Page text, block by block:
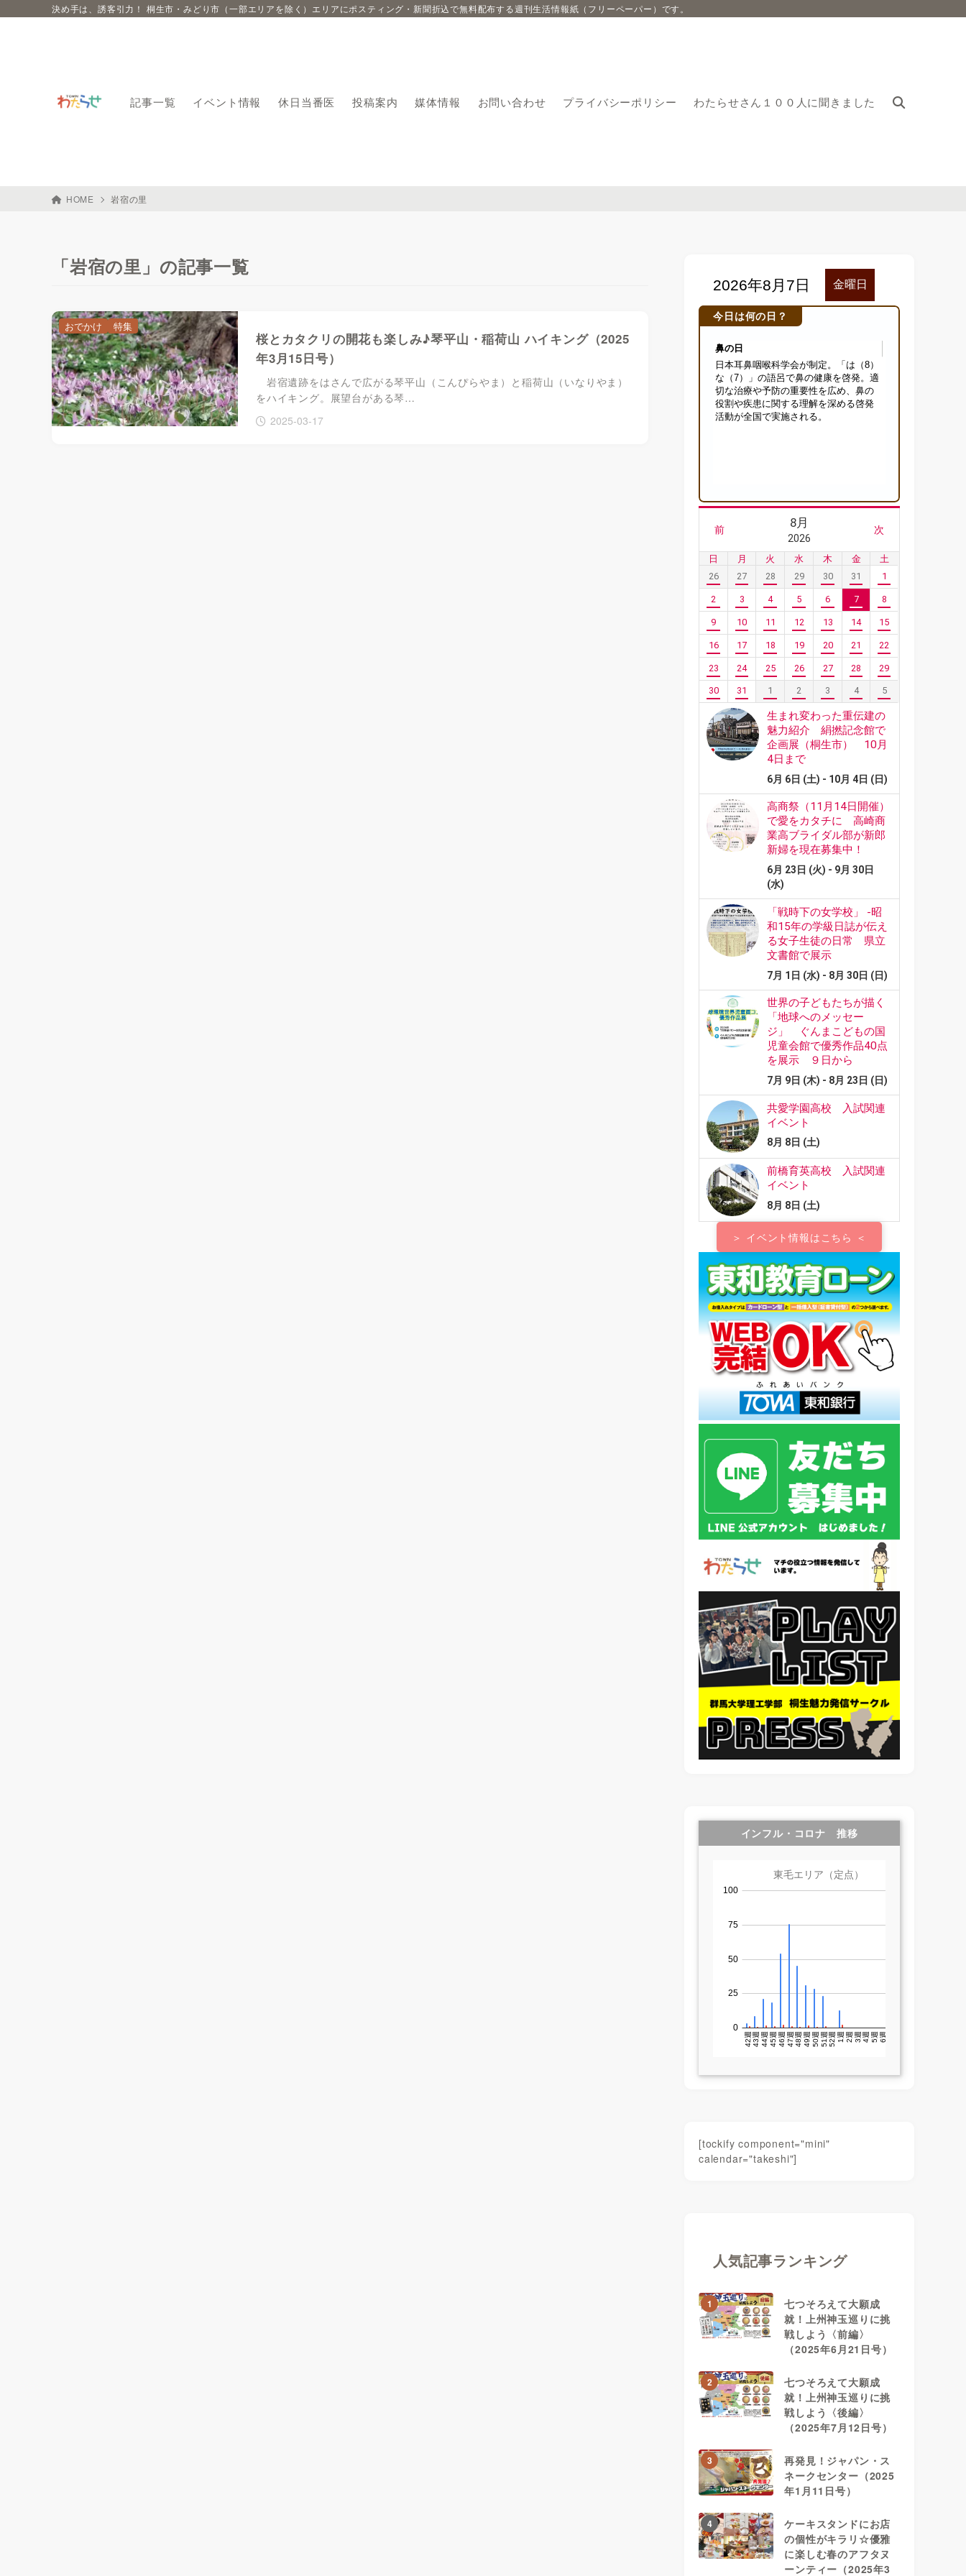
決め手は、誘客引力！ 桐生市・みどり市（一部エリアを除く）エリアにポスティング・新聞折込で無料配布する週刊生活情報紙（フリーペーパー）です。
記事一覧 イベント情報 休日当番医 投稿案内 媒体情報 お問い合わせ プライバシーポリシー わたらせさん１００人に聞きました
HOME 岩宿の里
「岩宿の里」の記事一覧
桜とカタクリの開花も楽しみ♪琴平山・稲荷山 ハイキング（2025
年3月15日号）
岩宿遺跡をはさんで広がる琴平山（こんぴらやま）と稲荷山（いなりやま）
をハイキング。展望台がある琴…
2025-03-17
おでかけ 特集
今日は何の日？
＞ イベント情報はこちら ＜
インフル・コロナ 推移
[tockify component="mini"
calendar="takeshi"]
人気記事ランキング
1
七つそろえて大願成
就！上州神玉巡りに挑
戦しよう〈前編〉
（2025年6月21日号）
2
七つそろえて大願成
就！上州神玉巡りに挑
戦しよう〈後編〉
（2025年7月12日号）
3
再発見！ジャパン・ス
ネークセンター（2025
年1月11日号）
4
ケーキスタンドにお店
の個性がキラリ☆優雅
に楽しむ春のアフタヌ
ーンティー（2025年3